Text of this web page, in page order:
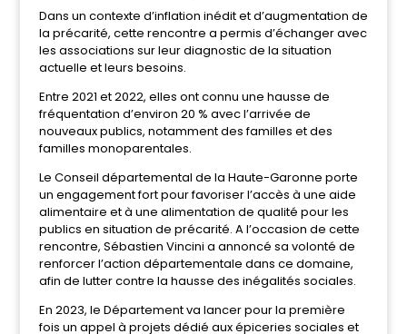
Dans un contexte d’inflation inédit et d’augmentation de
la précarité, cette rencontre a permis d’échanger avec
les associations sur leur diagnostic de la situation
actuelle et leurs besoins.
Entre 2021 et 2022, elles ont connu une hausse de
fréquentation d’environ 20 % avec l’arrivée de
nouveaux publics, notamment des familles et des
familles monoparentales.
Le Conseil départemental de la Haute-Garonne porte
un engagement fort pour favoriser l’accès à une aide
alimentaire et à une alimentation de qualité pour les
publics en situation de précarité. A l’occasion de cette
rencontre, Sébastien Vincini a annoncé sa volonté de
renforcer l’action départementale dans ce domaine,
afin de lutter contre la hausse des inégalités sociales.
En 2023, le Département va lancer pour la première
fois un appel à projets dédié aux épiceries sociales et